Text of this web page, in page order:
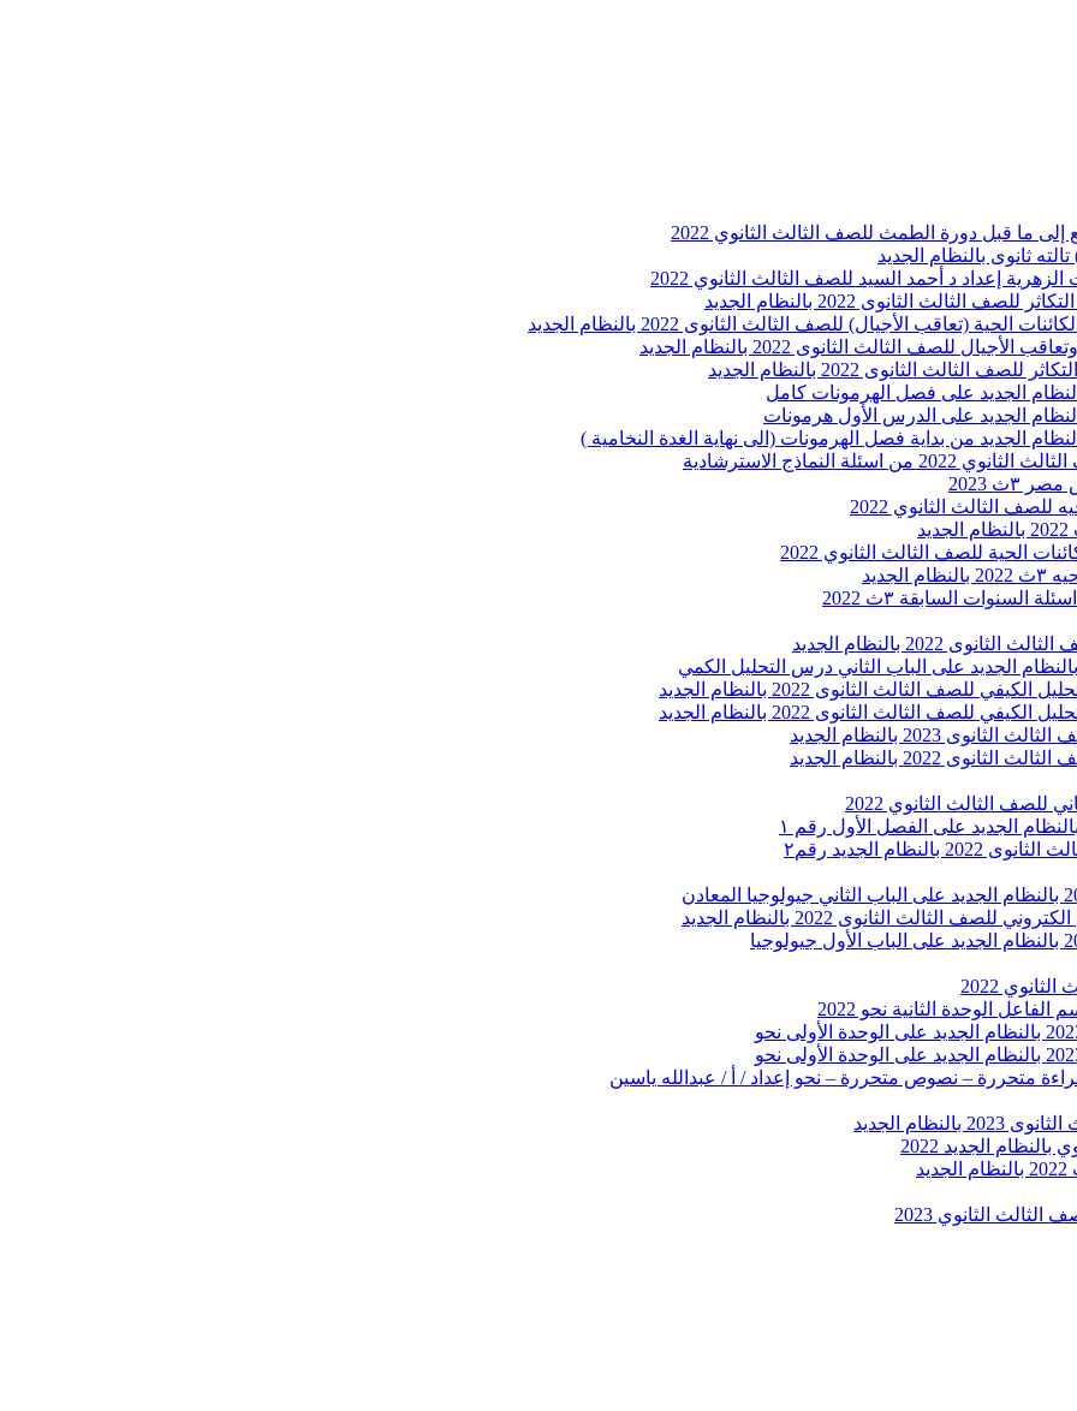
ما قبل دورة الطمث للصف الثالث الثانوي 2022
إعداد د أحمد السيد للصف الثالث الثانوي 2022
الثانوى 2022 بالنظام الجديد
(تعاقب الأجيال) للصف الثالث الثانوى 2022 بالنظام الجديد
للصف الثالث الثانوى 2022 بالنظام الجديد
الثانوى 2022 بالنظام الجديد
النماذج الاسترشادية
2023
الثالث الثانوي 2022
الحية للصف الثالث الثانوي 2022
السابقة ٣ث 2022
2022 بالنظام الجديد
للصف الثالث الثانوي 2022
الجديد رقم٢
الثالث الثانوى 2022 بالنظام الجديد
2022
الوحدة الثانية نحو 2022
متحررة – نصوص متحررة – نحو إعداد / أ / عبدالله ياسين
الثانوي 2023